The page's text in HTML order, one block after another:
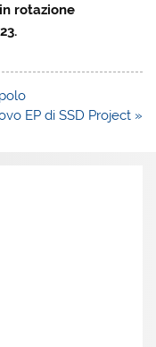
rotazione
EP di SSD Project »